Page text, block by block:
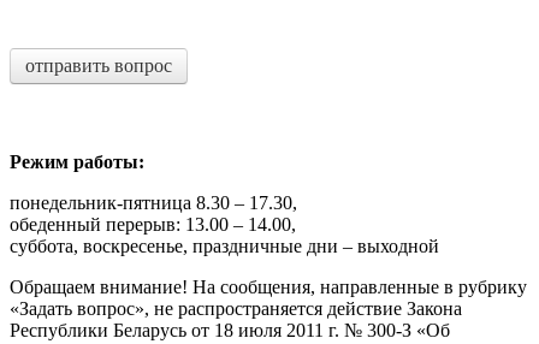
отправить вопрос
Режим работы:
понедельник-пятница 8.30 – 17.30,
обеденный перерыв: 13.00 – 14.00,
суббота, воскресенье, праздничные дни – выходной
Обращаем внимание! На сообщения, направленные в рубрику
«Задать вопрос», не распространяется действие Закона
Республики Беларусь от 18 июля 2011 г. № 300-З «Об